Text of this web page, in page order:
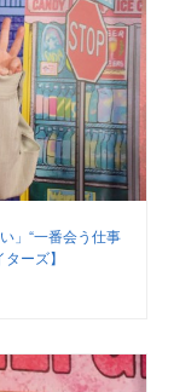
」“一番会う仕事
ーズ】